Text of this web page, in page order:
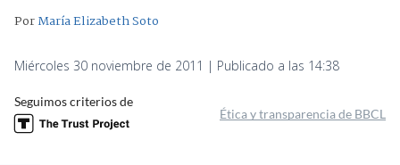
PorMaría Elizabeth Soto
Miércoles 30 noviembre de 2011 | Publicado a las 14:38
Seguimos criterios de
Ética y transparencia de BBCL